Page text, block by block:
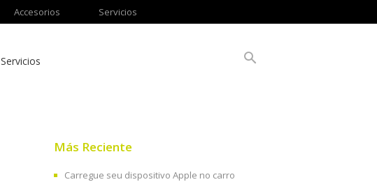
Accesorios Servicios
Servicios
Más Reciente
Carregue seu dispositivo Apple no carro